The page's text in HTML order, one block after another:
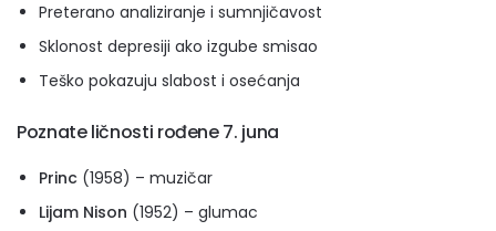
Preterano analiziranje i sumnjičavost
Sklonost depresiji ako izgube smisao
Teško pokazuju slabost i osećanja
Poznate ličnosti rođene 7. juna
Princ (1958) – muzičar
Lijam Nison (1952) – glumac